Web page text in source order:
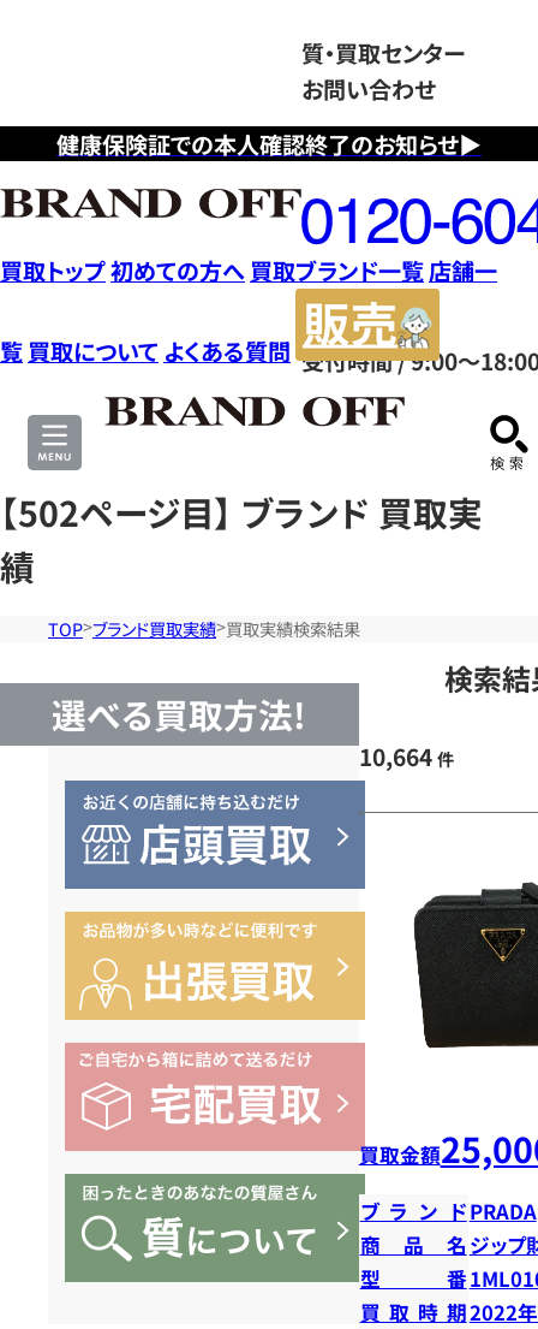
健康保険証での本人確認終了のお知らせ▶
質・買取センター
お問い合わせ
フ
リ
ー
ダ
イ
ヤ
ル
0120604117
受付時間 / 9:00～
買取トップ初めての方へ 買取ブランド一覧店舗一
覧 買取について よくある質問
サ
【502ページ目】 ブランド 買取実
績
TOP ブランド買取実績 買取実績検索結果
選べる買取方法!
検索
10,664 件
買取金額
ブランドPRADA
商品名 ジップ
型番
買取時期2022